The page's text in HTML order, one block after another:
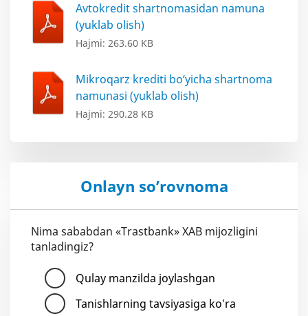
Avtokredit shartnomasidan namuna
(yuklab olish)
Hajmi: 263.60 KB
Mikroqarz krediti bo‘yicha shartnoma
namunasi (yuklab olish)
Hajmi: 290.28 KB
Onlayn so’rovnoma
Nima sababdan «Trastbank» XAB mijozligini
tanladingiz?
Qulay manzilda joylashgan
Tanishlarning tavsiyasiga ko'ra